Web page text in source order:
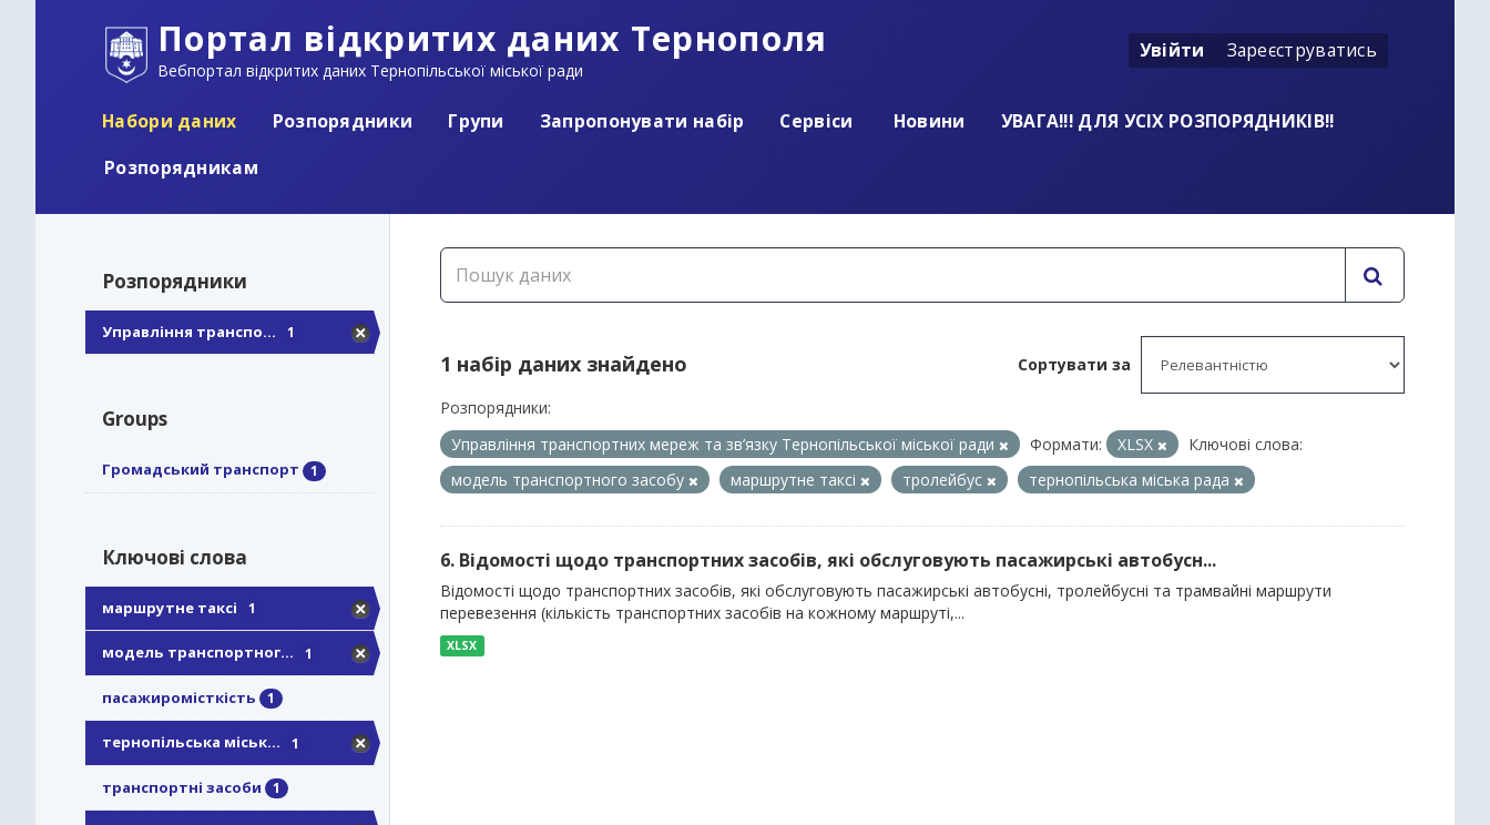
Портал відкритих даних Тернополя
Вебпортал відкритих даних Тернопільської міської ради
Увійти Зареєструватись
Набори даних Розпорядники Групи Запропонувати набір Сервіси Новини
УВАГА!!! ДЛЯ УСІХ РОЗПОРЯДНИКІВ!!
Розпорядникам
Розпорядники
Управління транспо... 1
Groups
Громадський транспорт 1
Ключові слова
маршрутне таксі 1
модель транспортног... 1
пасажиромісткість 1
тернопільська міськ... 1
транспортні засоби 1
Сортувати за
1 набір даних знайдено
Розпорядники:
Управління транспортних мереж та зв’язку Тернопільської міської ради
Формати: XLSX
Ключові слова:
модель транспортного засобу
маршрутне таксі тролейбус тернопільська міська рада
6. Відомості щодо транспортних засобів, які обслуговують пасажирські автобусн...
Відомості щодо транспортних засобів, які обслуговують пасажирські автобусні, тролейбусні та трамвайні маршрути
перевезення (кількість транспортних засобів на кожному маршруті,...
XLSX